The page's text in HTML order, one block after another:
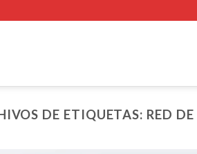
DE ETIQUETAS: RED